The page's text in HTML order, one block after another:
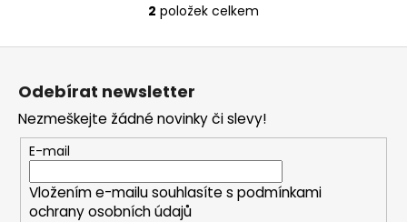
O
v
a
c
í
p
r
2 položek celkem
Z
Odebírat newsletter
Nezmeškejte žádné novinky či slevy!
E-mail
Vložením e-mailu souhlasíte s podmínkami
ochrany osobních údajů